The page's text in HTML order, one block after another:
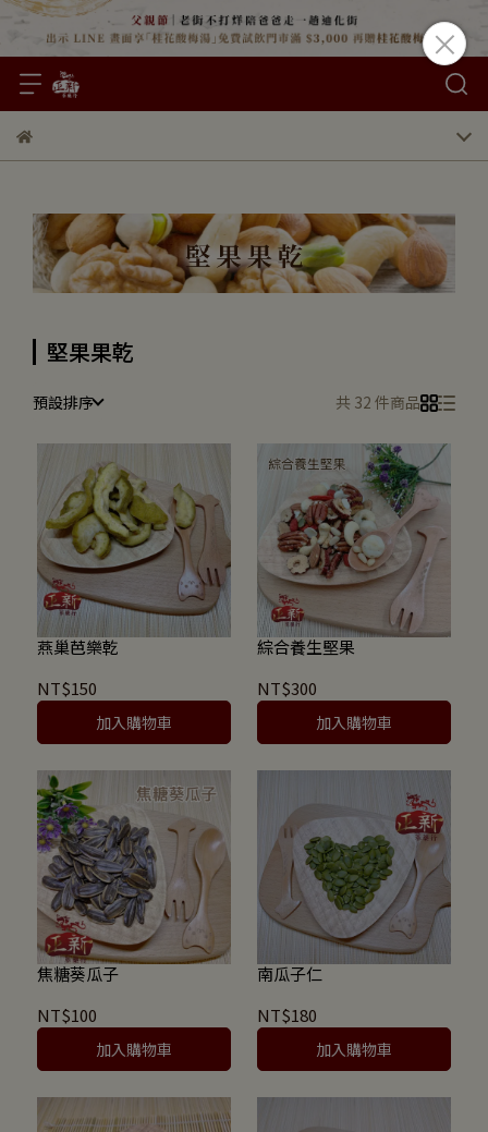
堅果果乾
預設排序 共 32 件商品
燕巢芭樂乾
NT$150
加入購物車
綜合養生堅果
NT$300
加入購物車
焦糖葵瓜子
NT$100
加入購物車
南瓜子仁
NT$180
加入購物車